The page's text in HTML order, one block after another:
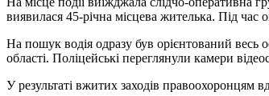
виявилася 45-річна місцева жителька. Під час
На пошук водія одразу був орієнтований весь
області. Поліцейські переглянули камери
У результаті вжитих заходів правоохоронцям